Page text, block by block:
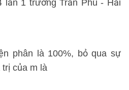
phân là 100%, bỏ qua sự
của m là